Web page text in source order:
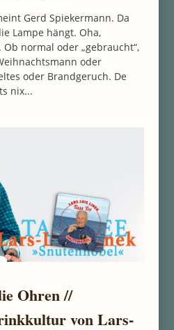
Gerd Spiekermann. Da
Lampe hängt. Oha,
normal oder „gebraucht“,
oder
oder Brandgeruch. De
nix...
Ohren //
von Lars-